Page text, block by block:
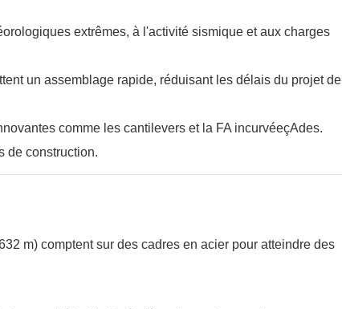
extrêmes, à l'activité sismique et aux charges
un assemblage rapide, réduisant les délais du projet de
comme les cantilevers et la FA incurvéeçAdes.
de construction.
m) comptent sur des cadres en acier pour atteindre des